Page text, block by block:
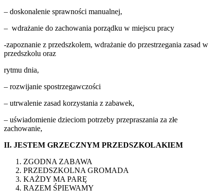
– doskonalenie sprawności manualnej,
– wdrażanie do zachowania porządku w miejscu pracy
-zapoznanie z przedszkolem, wdrażanie do przestrzegania zasad w
przedszkolu oraz
rytmu dnia,
– rozwijanie spostrzegawczości
– utrwalenie zasad korzystania z zabawek,
– uświadomienie dzieciom potrzeby przepraszania za złe
zachowanie,
II. JESTEM GRZECZNYM PRZEDSZKOLAKIEM
ZGODNA ZABAWA
PRZEDSZKOLNA GROMADA
KAŻDY MA PARĘ
RAZEM ŚPIEWAMY